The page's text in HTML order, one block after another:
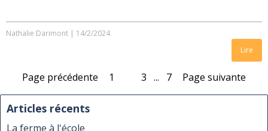
Nathalie Darimont | 14/2/2024
Lire
Page précédente 1 3 ... 7 Page suivante
Articles récents
La ferme à l'école